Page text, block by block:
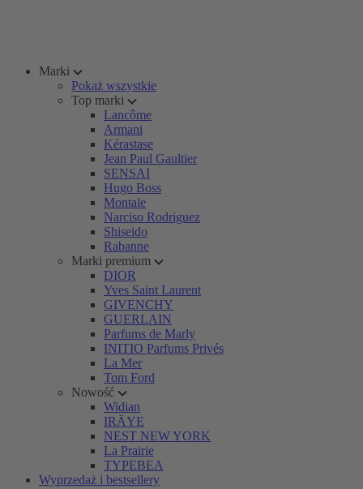
Marki
Pokaż wszystkie
Top marki
Lancôme
Armani
Kérastase
Jean Paul Gaultier
SENSAI
Hugo Boss
Montale
Narciso Rodriguez
Shiseido
Rabanne
Marki premium
DIOR
Yves Saint Laurent
GIVENCHY
GUERLAIN
Parfums de Marly
INITIO Parfums Privés
La Mer
Tom Ford
Nowość
Widian
IRÄYE
NEST NEW YORK
La Prairie
TYPEBEA
Wyprzedaż i bestsellery